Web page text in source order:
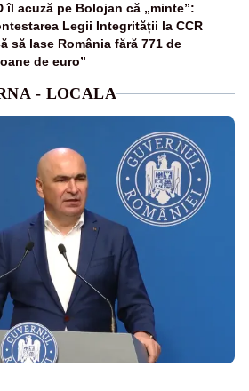
îl acuză pe Bolojan că „minte”:
Legii Integrității la CCR
să lase România fără 771 de
de euro”
- LOCALA